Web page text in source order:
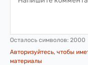
Осталось символов: 2000
Авторизуйтесь, чтобы
материалы